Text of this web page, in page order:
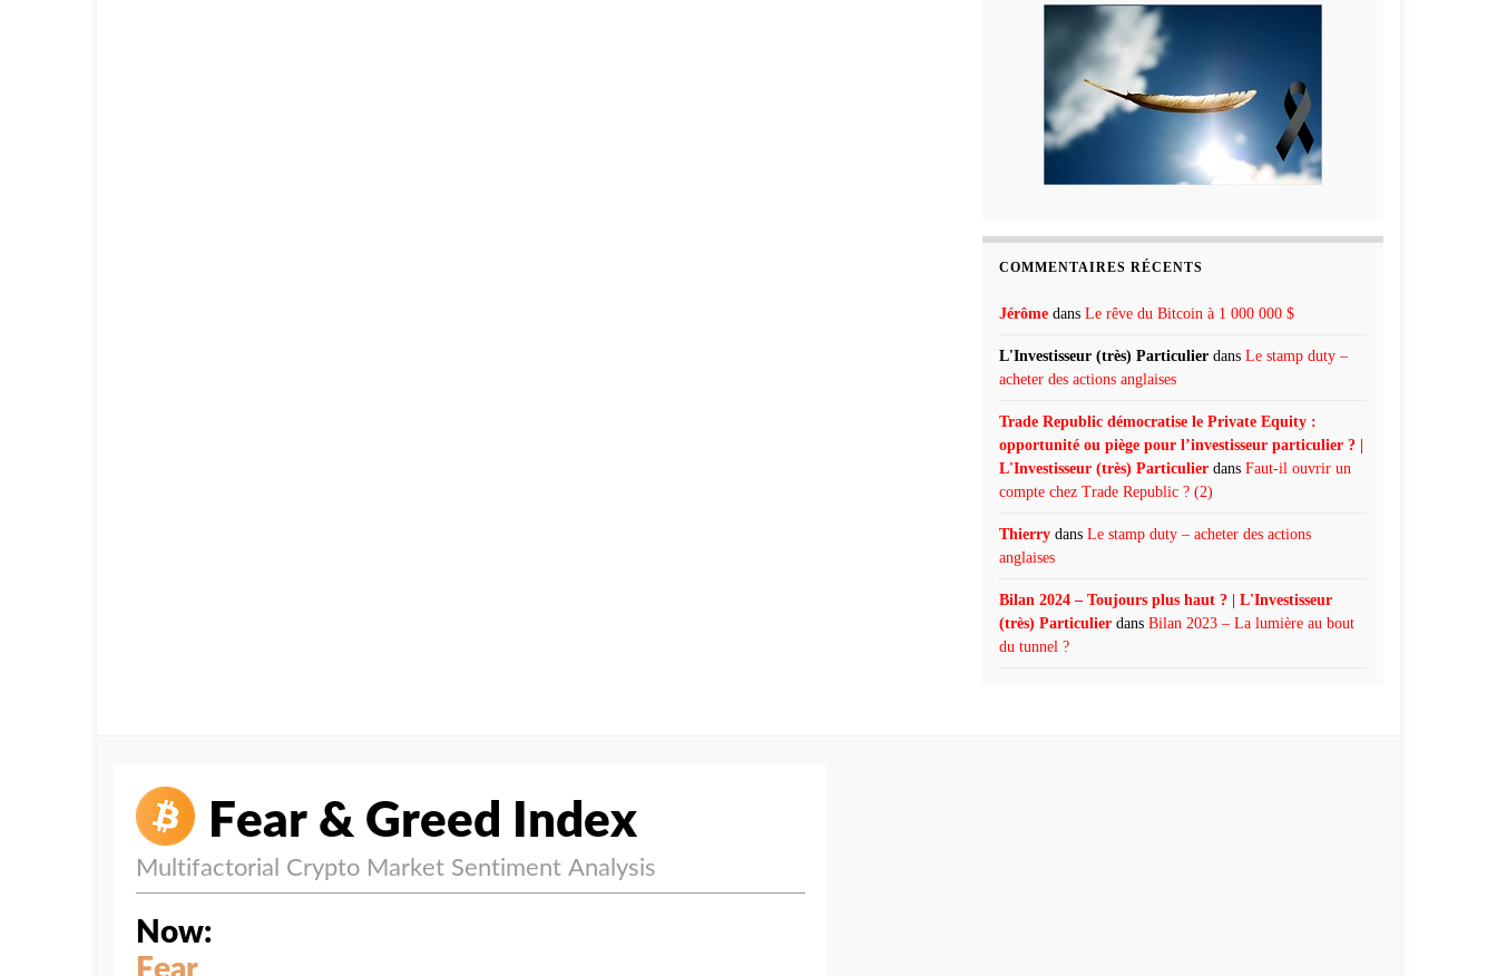
COMMENTAIRES RÉCENTS
Jérôme dans Le rêve du Bitcoin à 1 000 000 $
L'Investisseur (très) Particulier dans Le stamp duty –
acheter des actions anglaises
Trade Republic démocratise le Private Equity :
opportunité ou piège pour l’investisseur particulier ? |
L'Investisseur (très) Particulier dans Faut-il ouvrir un
compte chez Trade Republic ? (2)
Thierry dans Le stamp duty – acheter des actions
anglaises
Bilan 2024 – Toujours plus haut ? | L'Investisseur
(très) Particulier dans Bilan 2023 – La lumière au bout
du tunnel ?